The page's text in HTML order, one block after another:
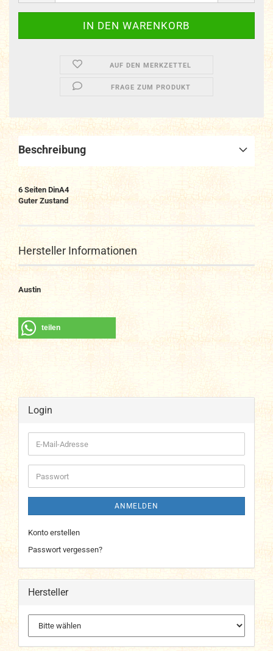
AUF DEN MERKZETTEL
FRAGE ZUM PRODUKT
Beschreibung
6 Seiten DinA4
Guter Zustand
Hersteller Informationen
Austin
teilen
Login
E-
Mail-
Adresse
Passwort
ANMELDEN
Konto erstellen
Passwort vergessen?
Hersteller